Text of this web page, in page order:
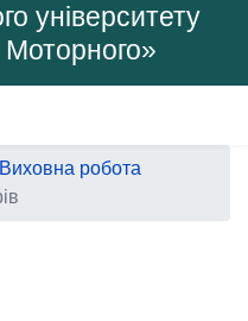
університету
Моторного»
Виховна робота